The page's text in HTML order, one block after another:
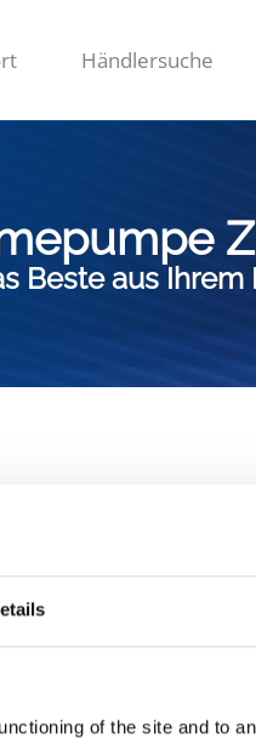
of the site and to
Händlersuche
Beste aus
500
im